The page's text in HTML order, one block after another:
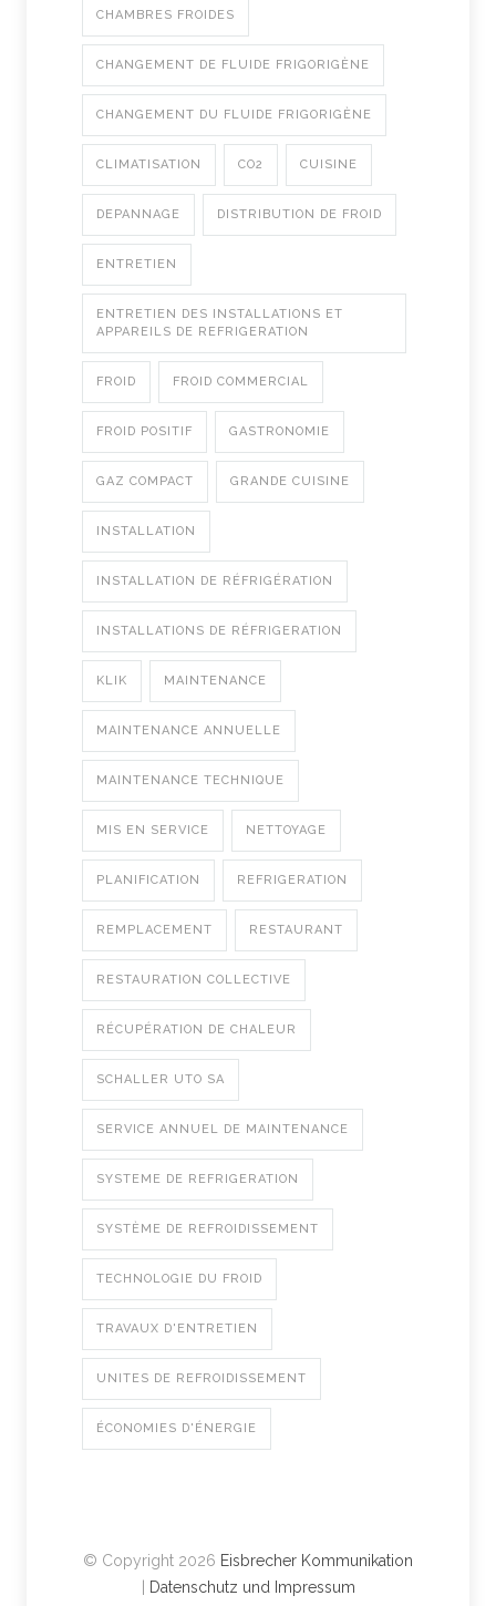
CHAMBRES FROIDES
CHANGEMENT DE FLUIDE FRIGORIGÈNE
CHANGEMENT DU FLUIDE FRIGORIGÈNE
CLIMATISATION CO2 CUISINE
DEPANNAGE DISTRIBUTION DE FROID
ENTRETIEN
ENTRETIEN DES INSTALLATIONS ET
APPAREILS DE REFRIGERATION
FROID FROID COMMERCIAL
FROID POSITIF GASTRONOMIE
GAZ COMPACT GRANDE CUISINE
INSTALLATION
INSTALLATION DE RÉFRIGÉRATION
INSTALLATIONS DE RÉFRIGERATION
KLIK MAINTENANCE
MAINTENANCE ANNUELLE
MAINTENANCE TECHNIQUE
MIS EN SERVICE NETTOYAGE
PLANIFICATION REFRIGERATION
REMPLACEMENT RESTAURANT
RESTAURATION COLLECTIVE
RÉCUPÉRATION DE CHALEUR
SCHALLER UTO SA
SERVICE ANNUEL DE MAINTENANCE
SYSTEME DE REFRIGERATION
SYSTÈME DE REFROIDISSEMENT
TECHNOLOGIE DU FROID
TRAVAUX D'ENTRETIEN
UNITES DE REFROIDISSEMENT
ÉCONOMIES D'ÉNERGIE
© Copyright 2026 Eisbrecher Kommunikation
Datenschutz und Impressum